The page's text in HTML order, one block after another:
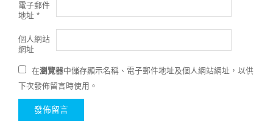
電子郵件
地址 *
個人網站
網址
在瀏覽器中儲存顯示名稱、電子郵件地址及個人網站網址，以供
下次發佈留言時使用。